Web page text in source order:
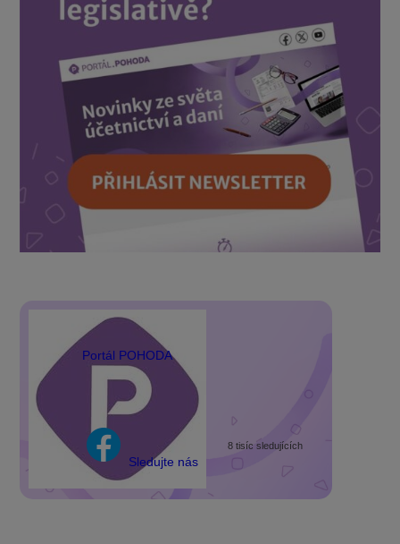
Portál POHODA
Sledujte nás
8 tisíc sledujících